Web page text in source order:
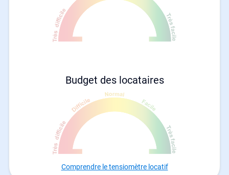
Budget des locataires
Comprendre le tensiomètre locatif